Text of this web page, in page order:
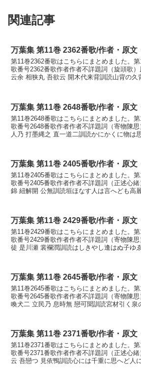
関連記事
万葉集 第11巻 2362番歌/作者・原文
第11巻2362番歌はこちらにまとめました。
歌番号2362番歌作者作者不詳題詞（旋頭歌
云余 相狭丸 吾欲云 開木代来背訓読山背の久
万葉集 第11巻 2648番歌/作者・原文
第11巻2648番歌はこちらにまとめました。
歌番号2648番歌作者作者不詳題詞（寄物陳
人乃 打墨縄之 直一道二訓読かにかくに物は
万葉集 第11巻 2405番歌/作者・原文
第11巻2405番歌はこちらにまとめました。
歌番号2405番歌作者作者不詳題詞（正述心
錦 紐解開 公無訓読垣ほなす人は言へども高
万葉集 第11巻 2429番歌/作者・原文
第11巻2429番歌はこちらにまとめました。
歌番号2429番歌作者作者不詳題詞（寄物陳
徒 是川瀬 裳襴潤訓読はしきやし逢はぬ子ゆ
万葉集 第11巻 2645番歌/作者・原文
第11巻2645番歌はこちらにまとめました。
歌番号2645番歌作者作者不詳題詞（寄物陳
喚犬二 立民乃 息時無 戀可聞訓読宮材引く泉
万葉集 第11巻 2371番歌/作者・原文
第11巻2371番歌はこちらにまとめました。
歌番号2371番歌作者作者不詳題詞（正述心
云 吾戀つ 見依鴨訓読心には千重に思へど人